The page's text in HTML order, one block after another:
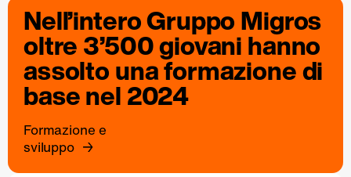
Nell’intero Gruppo Migros
oltre 3’500 giovani hanno
assolto una formazione di
base nel 2024
Formazione e
sviluppo